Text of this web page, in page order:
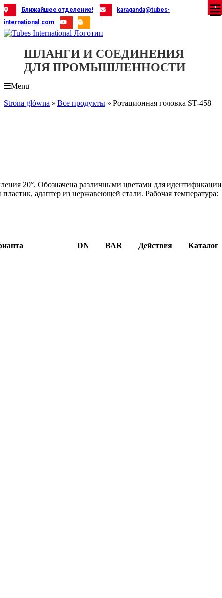
Skip
to
content
Ближайшее отделение!
karaganda@tubes-
international.com
ШЛАНГИ И СОЕДИНЕНИЯ
ДЛЯ ПРОМЫШЛЕННОСТИ
Menu
Strona główna » Все продукты » Ротационная головка ST-458
20°. Обозначена различными цветами для идентификации
адаптер из нержавеющей стали. Рабочая температура:
DN BAR Действия Каталог
X
X
X
X
X
X
X
X
X
X
X
X
X
X
X
X
X
X
X